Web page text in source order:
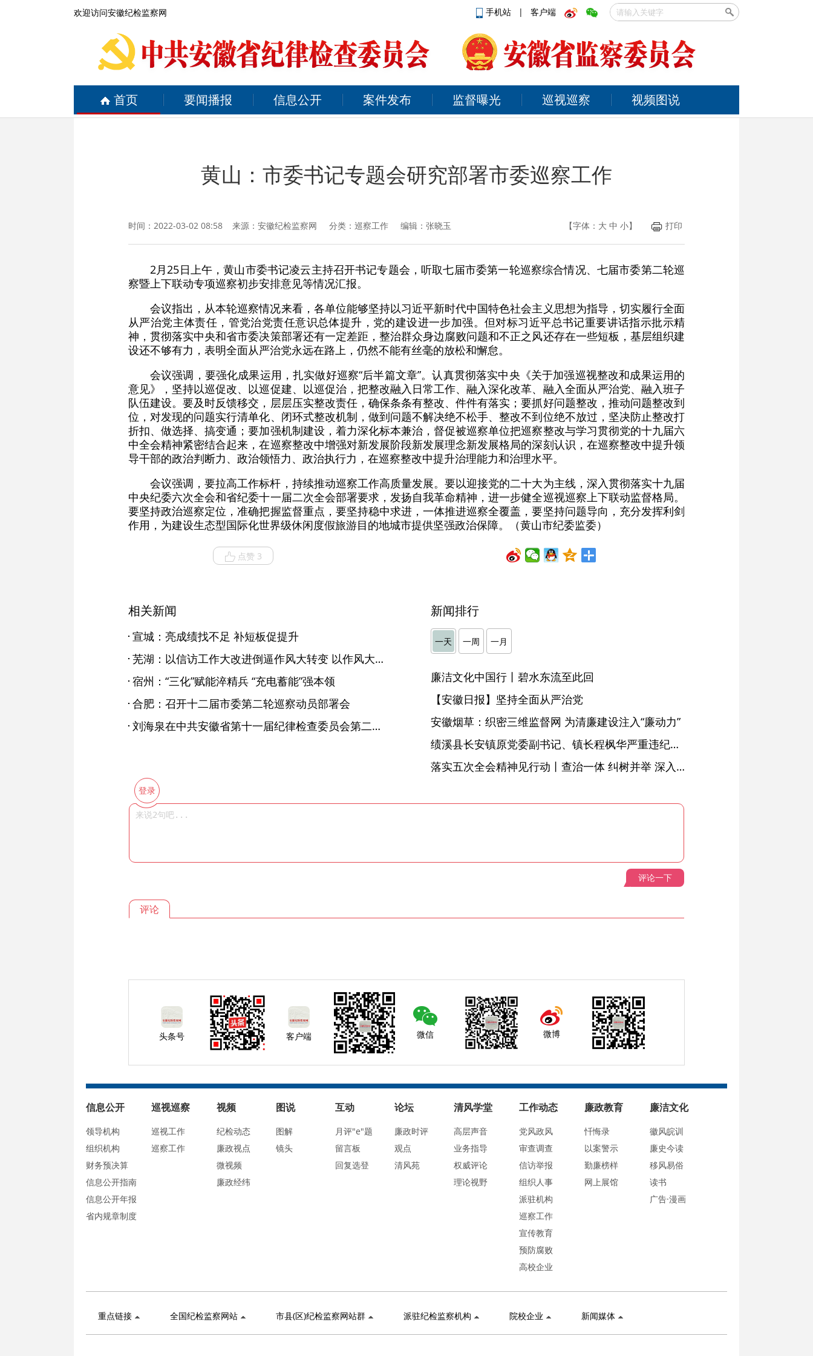
欢迎访问安徽纪检监察网 手机站 | 客户端
首页 要闻播报 信息公开 案件发布 监督曝光 巡视巡察 视频图说
黄山：市委书记专题会研究部署市委巡察工作
时间：2022-03-02 08:58 来源： 安徽纪检监察网 分类：巡察工作 编辑：张晓玉 【字体： 大 中 小】 打印
2月25日上午，黄山市委书记凌云主持召开书记专题会，听取七届市委第一轮巡察综合情况、七届市委第二轮巡
察暨上下联动专项巡察初步安排意见等情况汇报。
会议指出，从本轮巡察情况来看，各单位能够坚持以习近平新时代中国特色社会主义思想为指导，切实履行全面
从严治党主体责任，管党治党责任意识总体提升，党的建设进一步加强。但对标习近平总书记重要讲话指示批示精
神，贯彻落实中央和省市委决策部署还有一定差距，整治群众身边腐败问题和不正之风还存在一些短板，基层组织建
设还不够有力，表明全面从严治党永远在路上，仍然不能有丝毫的放松和懈怠。
会议强调，要强化成果运用，扎实做好巡察“后半篇文章”。认真贯彻落实中央《关于加强巡视整改和成果运用的
意见》，坚持以巡促改、以巡促建、以巡促治，把整改融入日常工作、融入深化改革、融入全面从严治党、融入班子
队伍建设。要及时反馈移交，层层压实整改责任，确保条条有整改、件件有落实；要抓好问题整改，推动问题整改到
位，对发现的问题实行清单化、闭环式整改机制，做到问题不解决绝不松手、整改不到位绝不放过，坚决防止整改打
折扣、做选择、搞变通；要加强机制建设，着力深化标本兼治，督促被巡察单位把巡察整改与学习贯彻党的十九届六
中全会精神紧密结合起来，在巡察整改中增强对新发展阶段新发展理念新发展格局的深刻认识，在巡察整改中提升领
导干部的政治判断力、政治领悟力、政治执行力，在巡察整改中提升治理能力和治理水平。
会议强调，要拉高工作标杆，持续推动巡察工作高质量发展。要以迎接党的二十大为主线，深入贯彻落实十九届
中央纪委六次全会和省纪委十一届二次全会部署要求，发扬自我革命精神，进一步健全巡视巡察上下联动监督格局。
要坚持政治巡察定位，准确把握监督重点，要坚持稳中求进，一体推进巡察全覆盖，要坚持问题导向，充分发挥利剑
作用，为建设生态型国际化世界级休闲度假旅游目的地城市提供坚强政治保障。（黄山市纪委监委）
点赞 3
相关新闻
宣城：亮成绩找不足 补短板促提升
芜湖：以信访工作大改进倒逼作风大转变 以作风大转变推动全市各项工作大提升
宿州：“三化”赋能淬精兵 “充电蓄能”强本领
合肥：召开十二届市委第二轮巡察动员部署会
刘海泉在中共安徽省第十一届纪律检查委员会第二次全体会议上的工作报告
新闻排行
一天 一周 一月
廉洁文化中国行丨碧水东流至此回
【安徽日报】坚持全面从严治党
安徽烟草：织密三维监督网 为清廉建设注入“廉动力”
绩溪县长安镇原党委副书记、镇长程枫华严重违纪违法被开除党籍和公职
落实五次全会精神见行动丨查治一体 纠树并举 深入推进风腐同查同治
登录
评论一下
评论
头条号 客户端 微信 微博
信息公开
领导机构
组织机构
财务预决算
信息公开指南
信息公开年报
省内规章制度
巡视巡察
巡视工作
巡察工作
视频
纪检动态
廉政视点
微视频
廉政经纬
图说
图解
镜头
互动
月评"e"题
留言板
回复选登
论坛
廉政时评
观点
清风苑
清风学堂
高层声音
业务指导
权威评论
理论视野
工作动态
党风政风
审查调查
信访举报
组织人事
派驻机构
巡察工作
宣传教育
预防腐败
高校企业
廉政教育
忏悔录
以案警示
勤廉榜样
网上展馆
廉洁文化
徽风皖训
廉史今读
移风易俗
读书
广告·漫画
重点链接 全国纪检监察网站 市县(区)纪检监察网站群 派驻纪检监察机构 院校企业 新闻媒体